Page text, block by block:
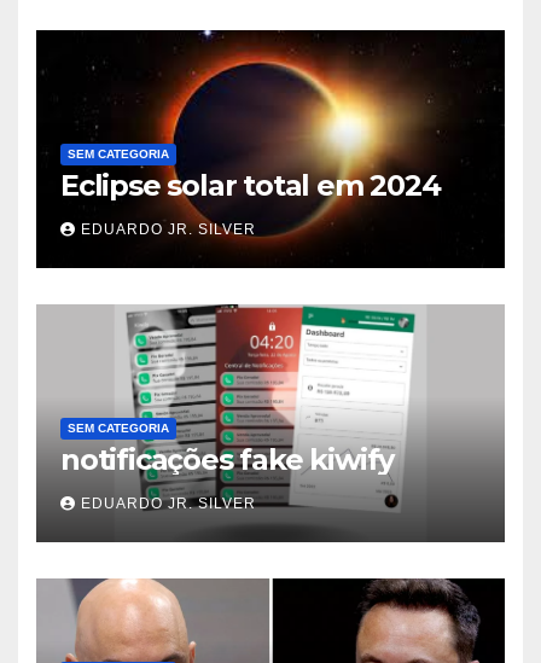
SEM CATEGORIA
Eclipse solar total em 2024
EDUARDO JR. SILVER
SEM CATEGORIA
notificações fake kiwify
EDUARDO JR. SILVER